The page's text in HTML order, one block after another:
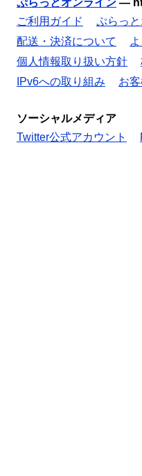
ご利用ガイド
ぷらっ
配送・決済について
個人情報取り扱い方針
IPv6への取り組み
お
ソーシャルメディア
Twitter公式アカウント